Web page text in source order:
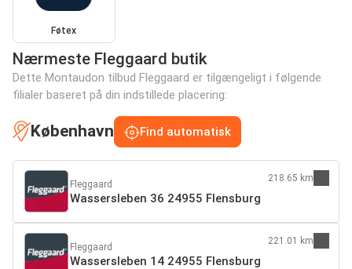
Føtex
Nærmeste Fleggaard butik
Dette Montaudon tilbud Fleggaard er tilgængeligt i følgende
filialer baseret på din indstillede placering:
København Find automatisk
Fleggaard
Wassersleben 36 24955 Flensburg
218.65 km
Fleggaard
Wassersleben 14 24955 Flensburg
221.01 km